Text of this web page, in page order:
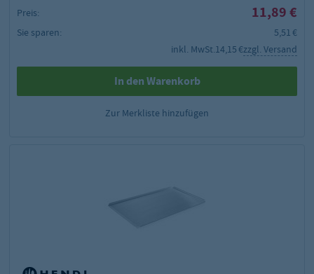
Preis:
11,89 €
Sie sparen:
5,51 €
inkl. MwSt.14,15 €zzgl. Versand
In den Warenkorb
Zur Merkliste hinzufügen